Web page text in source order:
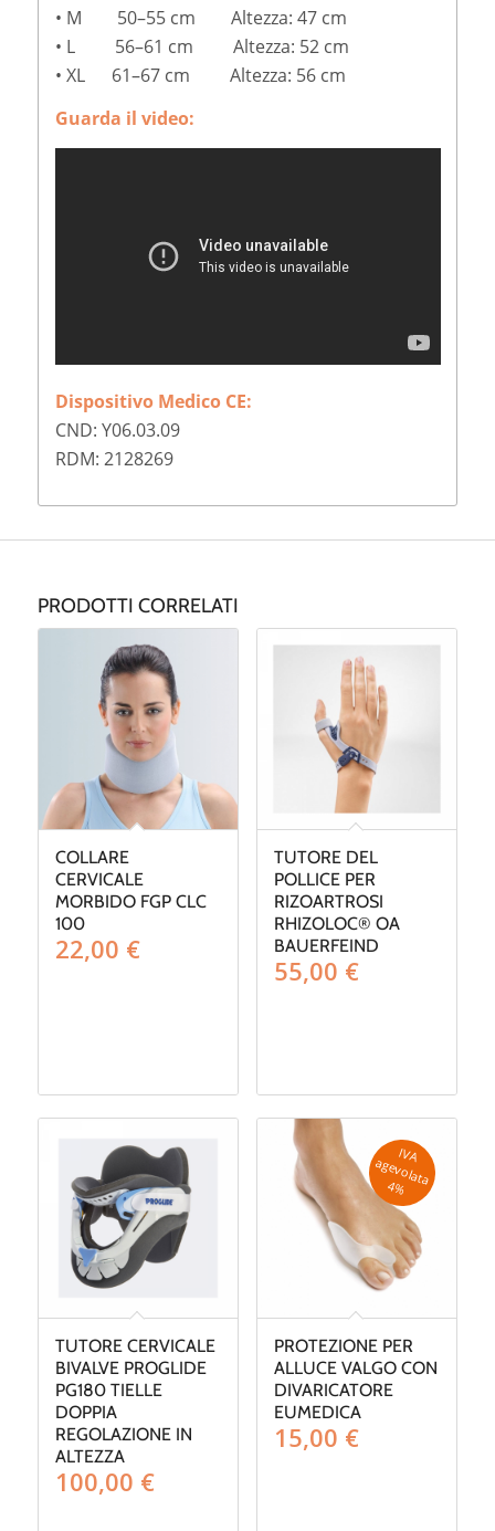
• M 50–55 cm Altezza: 47 cm
• L 56–61 cm Altezza: 52 cm
• XL 61–67 cm Altezza: 56 cm
Guarda il video:
Dispositivo Medico CE:
CND: Y06.03.09
RDM: 2128269
PRODOTTI CORRELATI
COLLARE
CERVICALE
MORBIDO FGP CLC
100
22,00 €
TUTORE DEL
POLLICE PER
RIZOARTROSI
RHIZOLOC® OA
BAUERFEIND
55,00 €
TUTORE CERVICALE
BIVALVE PROGLIDE
PG180 TIELLE
DOPPIA
REGOLAZIONE IN
ALTEZZA
100,00 €
PROTEZIONE PER
ALLUCE VALGO CON
DIVARICATORE
EUMEDICA
15,00 €
IV
A
a
g
e
v
o
la
ta
4
%